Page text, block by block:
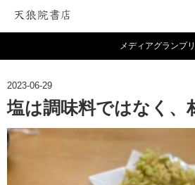
メディアグランプリ
2023-06-29
塩は調味料ではなく、